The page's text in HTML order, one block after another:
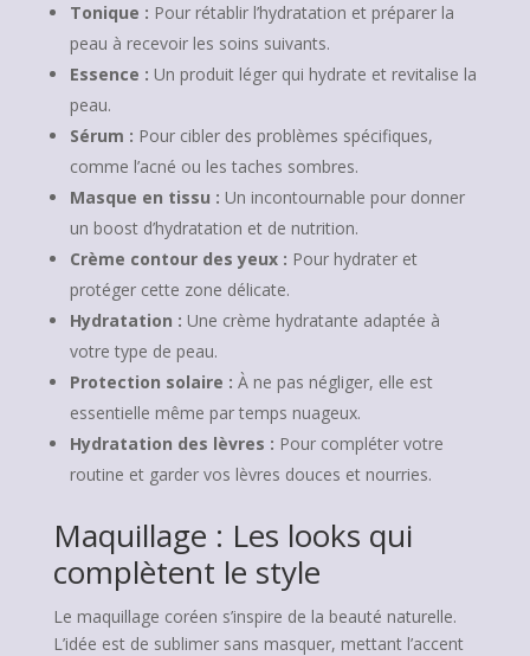
Tonique : Pour rétablir l’hydratation et préparer la
peau à recevoir les soins suivants.
Essence : Un produit léger qui hydrate et revitalise la
peau.
Sérum : Pour cibler des problèmes spécifiques,
comme l’acné ou les taches sombres.
Masque en tissu : Un incontournable pour donner
un boost d’hydratation et de nutrition.
Crème contour des yeux : Pour hydrater et
protéger cette zone délicate.
Hydratation : Une crème hydratante adaptée à
votre type de peau.
Protection solaire : À ne pas négliger, elle est
essentielle même par temps nuageux.
Hydratation des lèvres : Pour compléter votre
routine et garder vos lèvres douces et nourries.
Maquillage : Les looks qui
complètent le style
Le maquillage coréen s’inspire de la beauté naturelle.
L’idée est de sublimer sans masquer, mettant l’accent